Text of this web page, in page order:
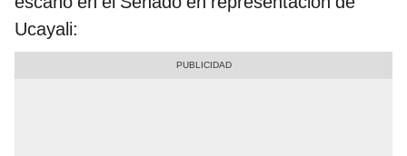
Ucayali: